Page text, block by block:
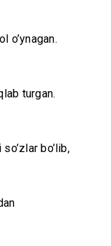
o’ynagan.
turgan.
bo’lib,